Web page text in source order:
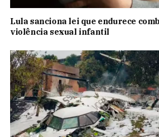
Lula sanciona lei que endurece
violência sexual infantil